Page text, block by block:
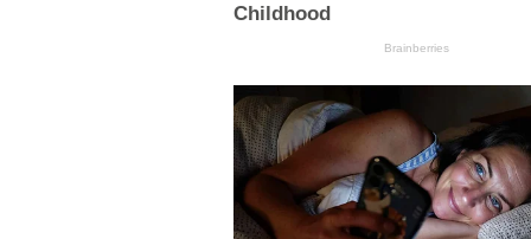
Childhood
Brainberries